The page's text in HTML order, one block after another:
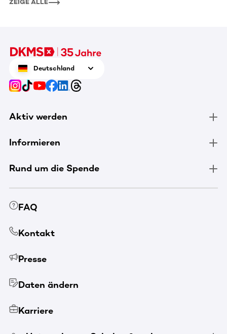
ZEIGE ALLE
Deutschland
Aktiv werden
Informieren
Rund um die Spende
FAQ
Kontakt
Presse
Daten ändern
Karriere